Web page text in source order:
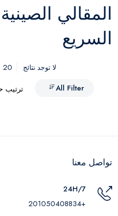
المقالي
السريع
لا توجد نتائج 20
All Filter
تواصل معنا
24H/7
+201050408834